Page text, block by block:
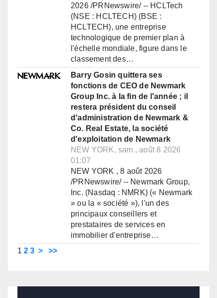
2026 /PRNewswire/ -- HCLTech
(NSE : HCLTECH) (BSE :
HCLTECH), une entreprise
technologique de premier plan à
l'échelle mondiale, figure dans le
classement des…
Barry Gosin quittera ses
fonctions de CEO de Newmark
Group Inc. à la fin de l'année ; il
restera président du conseil
d'administration de Newmark &
Co. Real Estate, la société
d'exploitation de Newmark
NEW YORK, sam., août 8 2026
01:07
NEW YORK , 8 août 2026
/PRNewswire/ -- Newmark Group,
Inc. (Nasdaq : NMRK) (« Newmark
» ou la « société »), l'un des
principaux conseillers et
prestataires de services en
immobilier d'entreprise…
1 2 3 > >>